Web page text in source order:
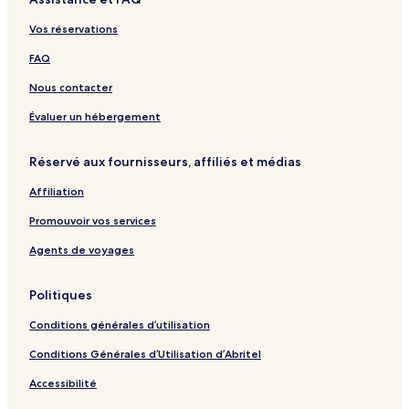
s
t
s
e
a
r
t
i
o
t
t
e
Vos réservations
FAQ
Nous contacter
Évaluer un hébergement
Réservé aux fournisseurs, affiliés et médias
Affiliation
Promouvoir vos services
Agents de voyages
Politiques
Conditions générales d’utilisation
Conditions Générales d’Utilisation d’Abritel
Accessibilité